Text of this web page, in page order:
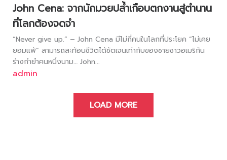
John Cena: จากนักมวยปล้ำเกือบตกงานสู่ตำนาน
ที่โลกต้องจดจำ
“Never give up.” – John Cena มีไม่กี่คนในโลกที่ประโยค “ไม่เคย
ยอมแพ้” สามารถสะท้อนชีวิตได้ชัดเจนเท่ากับของชายชาวอเมริกัน
ร่างกำยำคนหนึ่งนาม… John...
admin
LOAD MORE